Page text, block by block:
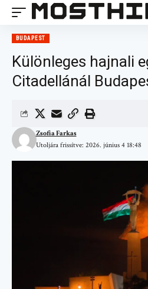
BUDAPEST
Különleges hajnali
Citadellánál
Utoljára frissítve: 2026. június 4 18:48
Zsofia Farkas